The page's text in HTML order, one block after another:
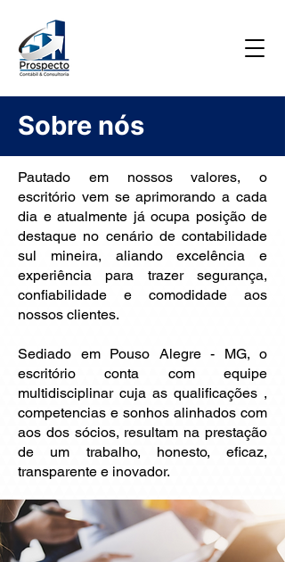
Sobre nós
Pautado em nossos valores, o
escritório vem se aprimorando a cada
dia e atualmente já ocupa posição de
destaque no cenário de contabilidade
sul mineira, aliando excelência e
experiência para trazer segurança,
confiabilidade e comodidade aos
nossos clientes.
Sediado em Pouso Alegre - MG, o
escritório conta com equipe
multidisciplinar cuja as qualificações ,
competencias e sonhos alinhados com
aos dos sócios, resultam na prestação
de um trabalho, honesto, eficaz,
transparente e inovador.